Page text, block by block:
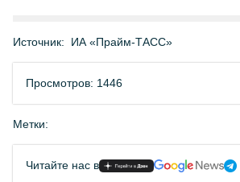
Источник: ИА «Прайм-ТАСС»
Просмотров: 1446
Метки:
Читайте нас в